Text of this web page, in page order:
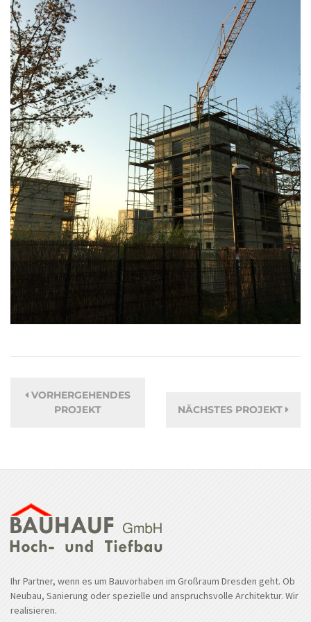
VORHERGEHENDES
PROJEKT
NÄCHSTES PROJEKT
Ihr Partner, wenn es um Bauvorhaben im Großraum Dresden geht. Ob
Neubau, Sanierung oder spezielle und anspruchsvolle Architektur. Wir
realisieren.